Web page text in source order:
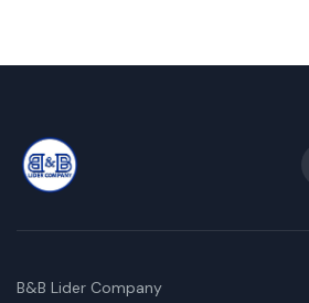
B&B Lider Company